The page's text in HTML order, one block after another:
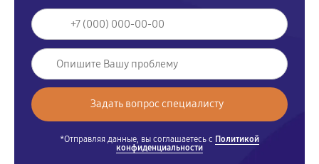
*Отправляя данные, вы соглашаетесь с Политикой
конфиденциальности